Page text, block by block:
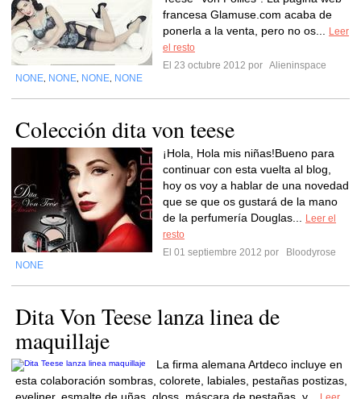
francesa Glamuse.com acaba de
ponerla a la venta, pero no os...
Leer
el resto
El 23 octubre 2012 por Alieninspace
NONE NONE NONE NONE
Colección dita von teese
¡Hola, Hola mis niñas!Bueno para
continuar con esta vuelta al blog,
hoy os voy a hablar de una novedad
que se que os gustará de la mano
de la perfumería Douglas...
Leer el
resto
El 01 septiembre 2012 por
Bloodyrose
NONE
Dita Von Teese lanza linea de
maquillaje
La firma alemana Artdeco incluye en
esta colaboración sombras, colorete, labiales, pestañas postizas,